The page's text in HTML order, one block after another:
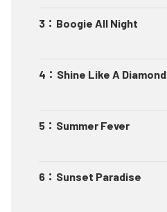
3 ： Boogie All Night
4 ： Shine Like A Diamond
5 ： Summer Fever
6 ： Sunset Paradise